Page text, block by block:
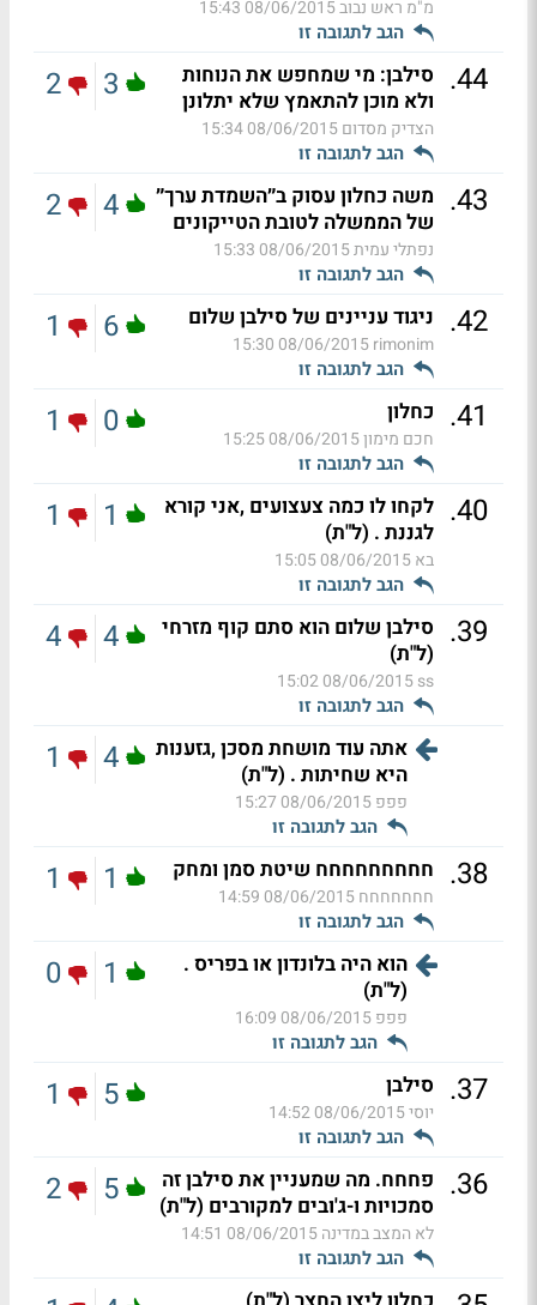
מ"מ ראש נבוב08/06/2015 15:43
הגב לתגובה זו
44
. סילבן: מי שמחפש את הנוחות
ולא מוכן להתאמץ שלא יתלונן
הצדיק מסדום08/06/2015 15:34
הגב לתגובה זו
3
2
43
. משה כחלון עסוק ב״השמדת ערך״
של הממשלה לטובת הטייקונים
נפתלי עמית08/06/2015 15:33
הגב לתגובה זו
4
2
42
. ניגוד עניינים של סילבן שלום
rimonim
08/06/2015 15:30
הגב לתגובה זו
6
1
41
. כחלון
חכם מימון08/06/2015 15:25
הגב לתגובה זו
0
1
40
. לקחו לו כמה צעצועים ,אני קורא
לגננת . (ל"ת)
בא08/06/2015 15:05
הגב לתגובה זו
1
1
39
. סילבן שלום הוא סתם קוף מזרחי
(ל"ת)
ss
08/06/2015 15:02
הגב לתגובה זו
4
4
אתה עוד מושחת מסכן ,גזענות
היא שחיתות . (ל"ת)
פפפ08/06/2015 15:27
הגב לתגובה זו
4
1
38
. חחחחחחחחח שיטת סמן ומחק
חחחחחחח08/06/2015 14:59
הגב לתגובה זו
1
1
הוא היה בלונדון או בפריס .
(ל"ת)
פפפ08/06/2015 16:09
הגב לתגובה זו
1
0
37
. סילבן
יוסי08/06/2015 14:52
הגב לתגובה זו
5
1
36
. פחחח. מה שמעניין את סילבן זה
סמכויות ו-ג'ובים למקורבים (ל"ת)
לא המצב במדינה08/06/2015 14:51
הגב לתגובה זו
5
2